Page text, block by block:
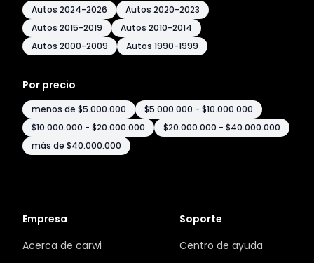
Autos 2024-2026
Autos 2020-2023
Autos 2015-2019
Autos 2010-2014
Autos 2000-2009
Autos 1990-1999
Por precio
menos de $5.000.000
$5.000.000 - $10.000.000
$10.000.000 - $20.000.000
$20.000.000 - $40.000.000
más de $40.000.000
Empresa
Acerca de carwi
Soporte
Centro de ayuda